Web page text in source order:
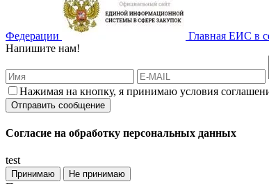
Федерации Главная ЕИС в
Напишите нам!
Нажимая на кнопку, я принимаю условия
Согласие на обработку персональных данных
test
Принимаю Не принимаю